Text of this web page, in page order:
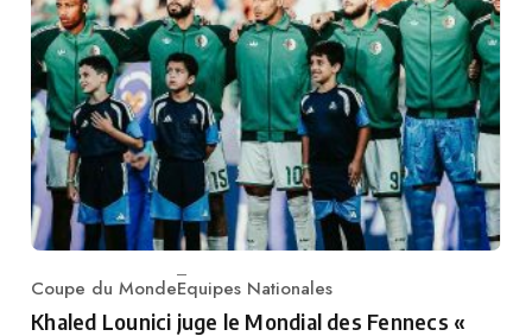
Category
Coupe du MondeEquipes Nationales
Khaled Lounici juge le Mondial des Fennecs «